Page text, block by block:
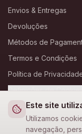
Este site
Utilizamos
navegação,
Envios & Entregas
Devoluções
Métodos de
Termos e Condições
Política de
Definições de
A Loja Nova